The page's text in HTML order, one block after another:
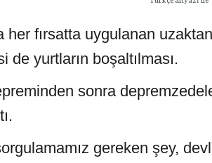
her fırsatta uygulanan
de yurtların boşaltılması.
sonra
gereken şey,